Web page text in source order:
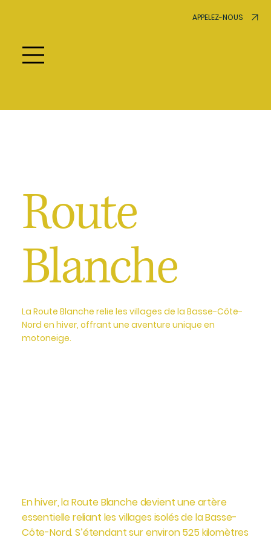
APPELEZ-NOUS
Route
Blanche
La Route Blanche relie les villages de la Basse-Côte-
Nord en hiver, offrant une aventure unique en
motoneige.
En hiver, la Route Blanche devient une artère
essentielle reliant les villages isolés de la Basse-
Côte-Nord. S’étendant sur environ 525 kilomètres